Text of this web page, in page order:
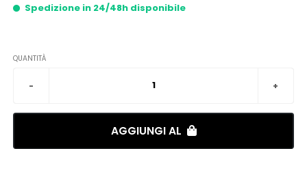
Spedizione in 24/48h disponibile
QUANTITÀ
AGGIUNGI AL